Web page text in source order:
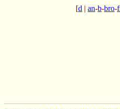
[d | an-b-bro-